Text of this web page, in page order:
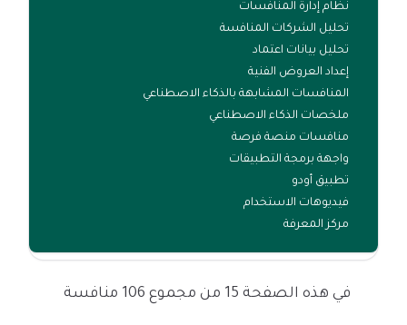
نظام إدارة المنافسات
تحليل الشركات المنافسة
تحليل بيانات اعتماد
إعداد العروض الفنية
المنافسات المشابهة بالذكاء الاصطناعي
ملخصات الذكاء الاصطناعي
منافسات منصة فرصة
واجهة برمجة التطبيقات
تطبيق أودو
فيديوهات الاستخدام
مركز المعرفة
في هذه الصفحة 15 من مجموع 106 منافسة